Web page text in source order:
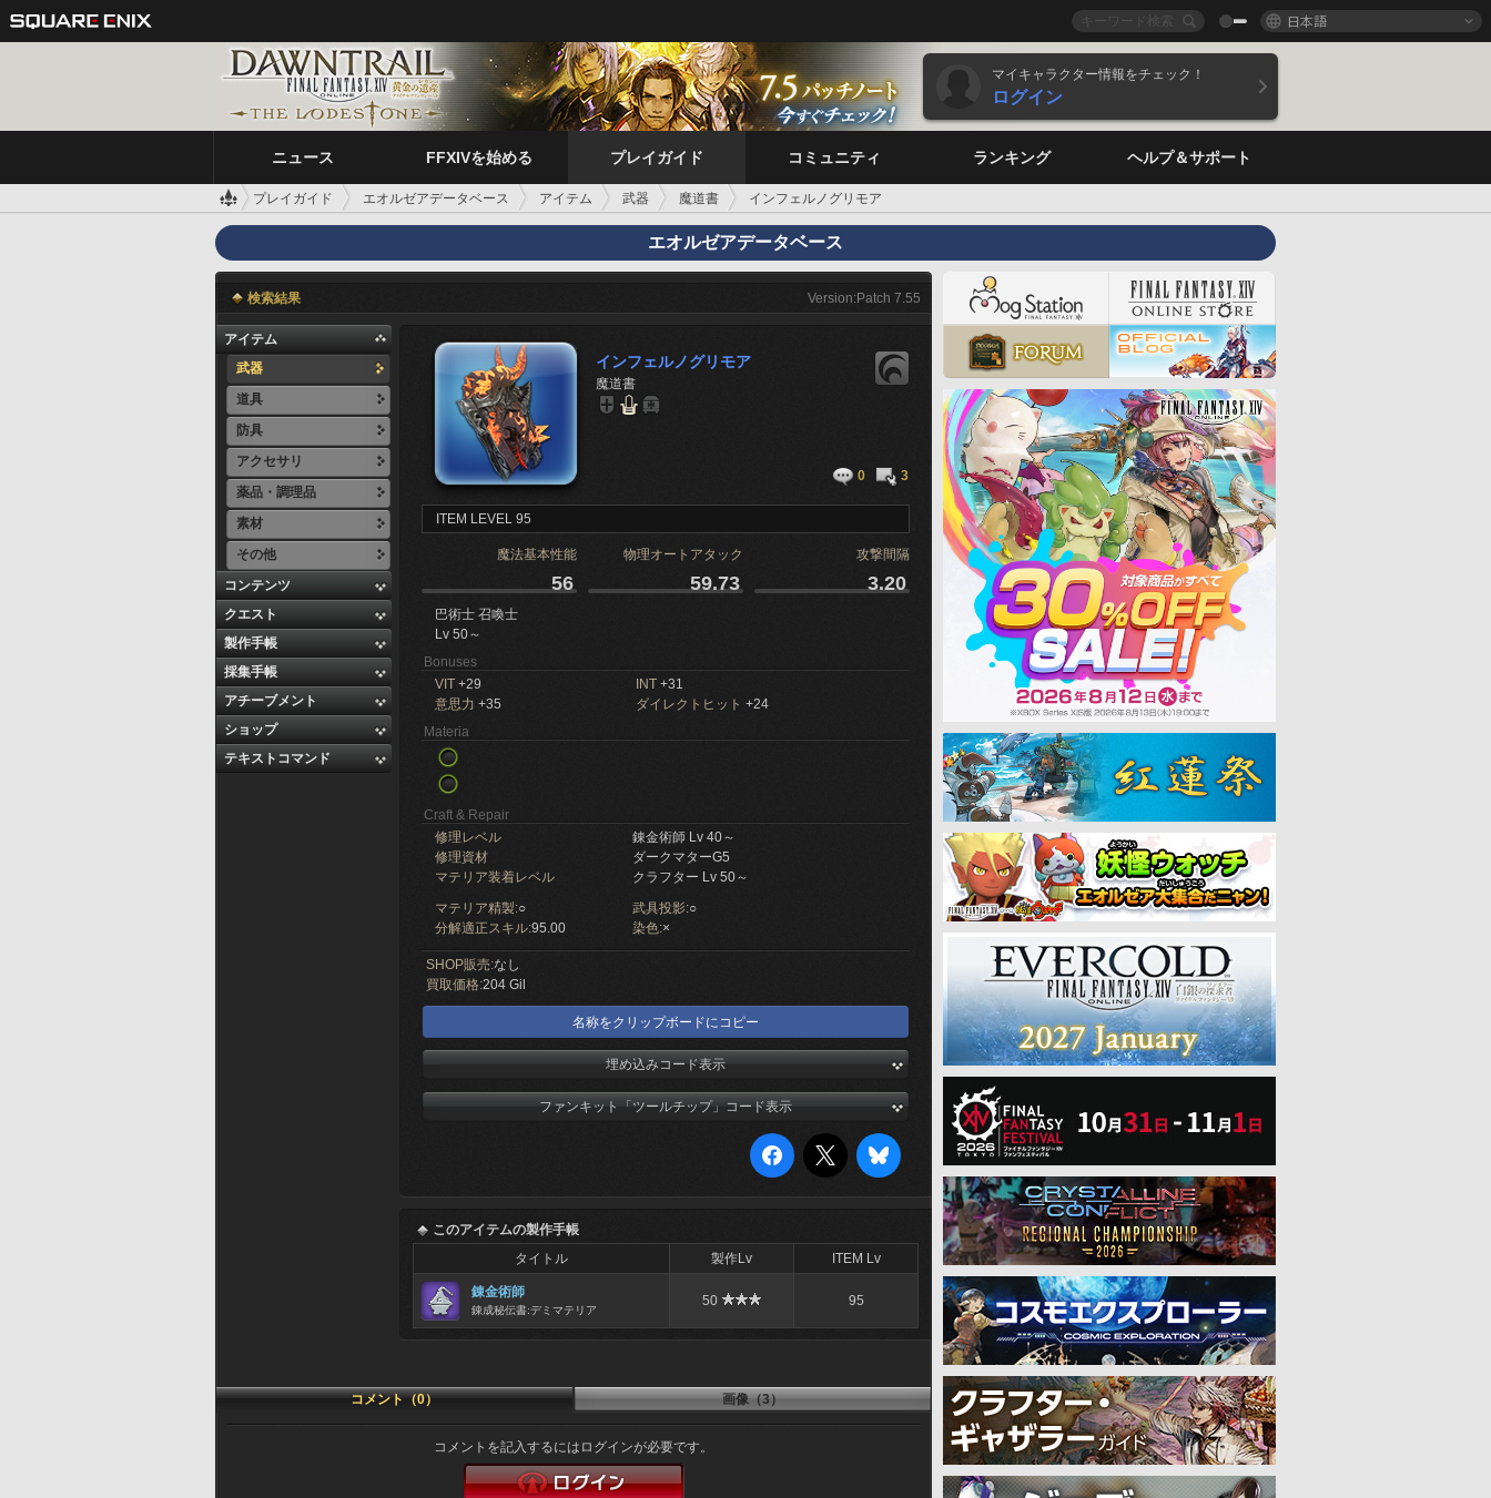
日本語
マイキャラクター情報をチェック！
ログイン
ニュース FFXIVを始める プレイガイド コミュニティ ランキング ヘルプ＆サポート
プレイガイド エオルゼアデータベース アイテム 武器 魔道書 インフェルノグリモア
エオルゼアデータベース
検索結果 Version:Patch 7.55
アイテム
武器
道具
防具
アクセサリ
薬品・調理品
素材
その他
コンテンツ
クエスト
製作手帳
採集手帳
アチーブメント
ショップ
テキストコマンド
インフェルノグリモア
魔道書
0 3
ITEM LEVEL 95
魔法基本性能 物理オートアタック 攻撃間隔
56 59.73 3.20
巴術士 召喚士
Lv 50～
Bonuses
VIT +29 INT +31
意思力 +35 ダイレクトヒット +24
Materia
Craft & Repair
修理レベル
錬金術師 Lv 40～
修理資材
ダークマターG5
マテリア装着レベル
クラフター Lv 50～
マテリア精製:○ 武具投影:○
分解適正スキル:95.00 染色:×
SHOP販売:なし
買取価格:204 Gil
名称をクリップボードにコピー
埋め込みコード表示
ファンキット「ツールチップ」コード表示
このアイテムの製作手帳
タイトル
製作Lv ITEM Lv
錬金術師
錬成秘伝書:デミマテリア
50 95
コメント（0） 画像（3）
コメントを記入するにはログインが必要です。